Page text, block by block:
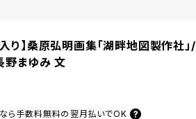
り】桑原弘明画集「湖畔地図製作社」/
野まゆみ 文
なら 手数料無料の 翌月払いでOK